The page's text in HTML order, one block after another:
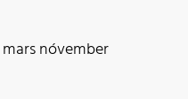
marsnóvember